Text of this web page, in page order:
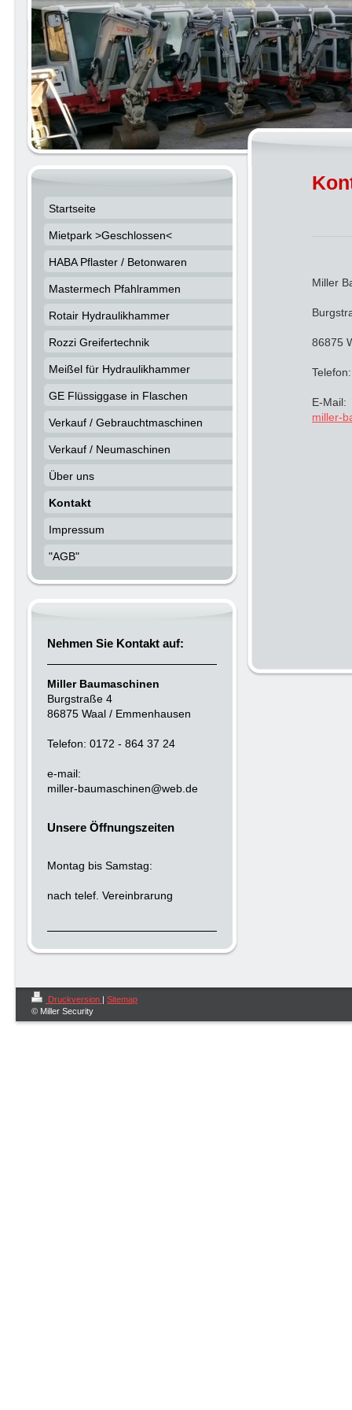
Miller
86875
E-Mail:
miller-
Startseite
Mietpark >Geschlossen<
HABA Pflaster / Betonwaren
Mastermech Pfahlrammen
Rotair Hydraulikhammer
Rozzi Greifertechnik
Meißel für Hydraulikhammer
GE Flüssiggase in Flaschen
Verkauf / Gebrauchtmaschinen
Verkauf / Neumaschinen
Über uns
Kontakt
Impressum
"AGB"
Nehmen Sie Kontakt auf:
Miller Baumaschinen
Burgstraße 4
86875 Waal / Emmenhausen
Telefon: 0172 - 864 37 24
e-mail:
miller-baumaschinen@web.de
Unsere Öffnungszeiten
Montag bis Samstag:
nach telef. Vereinbrarung
Druckversion | Sitemap
© Miller Security